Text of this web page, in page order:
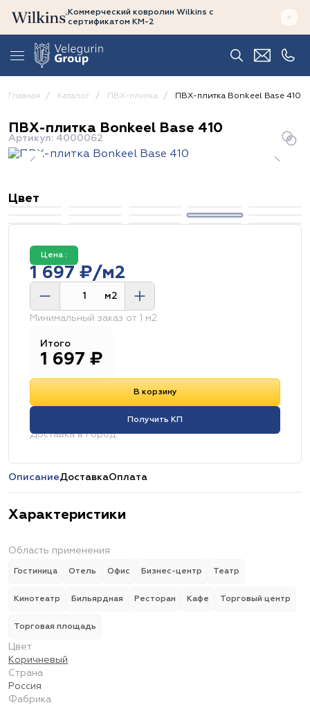
Коммерческий ковролин Wilkins с
сертификатом КМ-2
Главная Каталог ПВХ-плитка ПВХ-плитка Bonkeel Base 410
ПВХ-плитка Bonkeel Base 410
Артикул: 4000062
Цвет
Цена :
1 697 ₽/м2
м2
Минимальный заказ от 1 м2
Итого
1 697 ₽
В корзину
Получить КП
Доставка в город:
ОписаниеДоставкаОплата
Характеристики
Область применения
Гостиница Отель Офис Бизнес-центр Театр
Кинотеатр Бильярдная Ресторан Кафе Торговый центр
Торговая площадь
Цвет
Коричневый
Страна
Россия
Фабрика